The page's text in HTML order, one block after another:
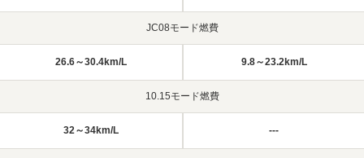
JC08モード燃費
26.6～30.4km/L 9.8～23.2km/L
10.15モード燃費
32～34km/L ---